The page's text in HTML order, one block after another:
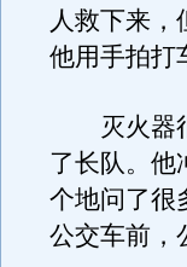
人救下来，
他用手拍打
灭火器很
了长队。他
个地问了很
公交车前，